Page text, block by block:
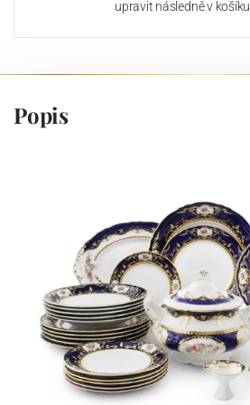
upravit následně v košíku
Popis